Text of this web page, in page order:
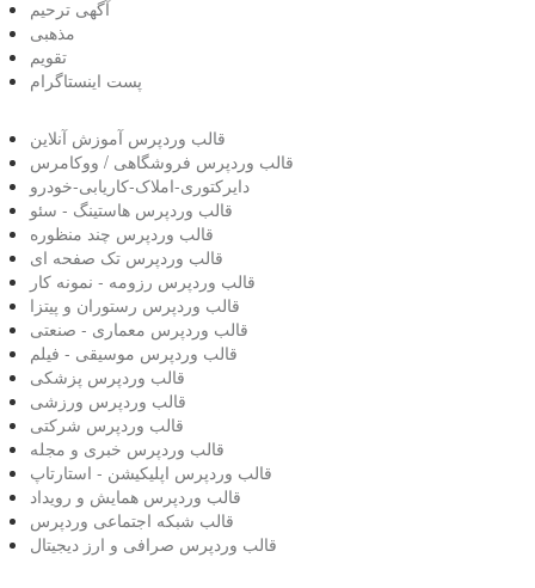
آگهی ترحیم
مذهبی
تقویم
پست اینستاگرام
قالب وردپرس آموزش آنلاین
قالب وردپرس فروشگاهی / ووکامرس
دایرکتوری-املاک-کاریابی-خودرو
قالب وردپرس هاستینگ - سئو
قالب وردپرس چند منظوره
قالب وردپرس تک صفحه ای
قالب وردپرس رزومه - نمونه کار
قالب وردپرس رستوران و پیتزا
قالب وردپرس معماری - صنعتی
قالب وردپرس موسیقی - فیلم
قالب وردپرس پزشکی
قالب وردپرس ورزشی
قالب وردپرس شرکتی
قالب وردپرس خبری و مجله
قالب وردپرس اپلیکیشن - استارتاپ
قالب وردپرس همایش و رویداد
قالب شبکه اجتماعی وردپرس
قالب وردپرس صرافی و ارز دیجیتال